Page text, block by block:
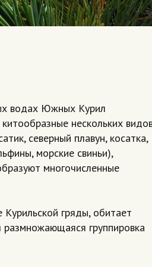
водах Южных Курил
нескольких
северный плавун, косатка,
морские свиньи),
многочисленные
Курильской гряды, обитает
группировка